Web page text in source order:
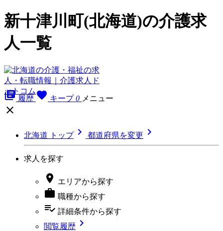
新十津川町(北海道)の介護求
人一覧
library_books 履歴 favorite キープ 0 メニュー

北海道 トップ 都道府県を変更 
求人を探す
 エリアから探す
 職種から探す
playlist_add_check 詳細条件から探す
閲覧履歴 